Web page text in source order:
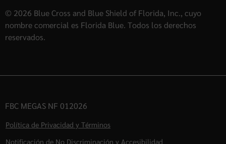
© 2026 Blue Cross and Blue Shield of Florida, Inc., cuyo
nombre comercial es Florida Blue. Todos los derechos
reservados.
FBC MEGAS NF 012026
Política de Privacidad y Términos
Notificación de No Discriminación y Accesibilidad